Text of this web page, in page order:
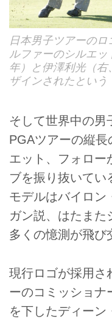
日本男子ツアーの
ルファーのシルエ
年）と伊澤利光（
ザインされたという
そして世界中の男
PGAツアーの縦
エット、フォロー
ブを振り抜いてい
モデルはバイロン
ガン説、はたまた
多くの憶測が飛び
現行ロゴが採用さ
ーのコミッショナ
を下したディーン